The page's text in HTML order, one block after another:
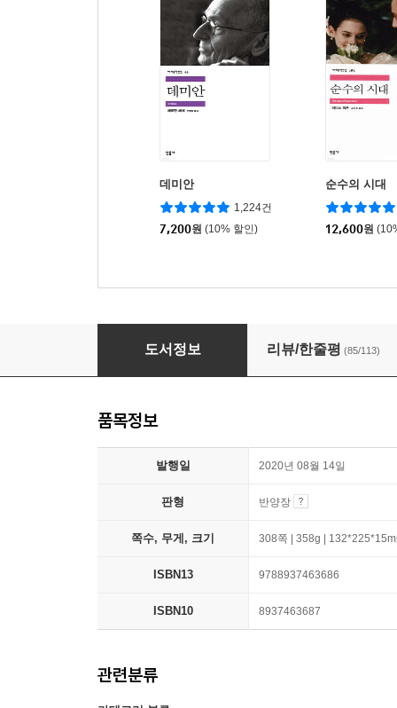
데미안
1,224건
7,200원 (10% 할인)
순수의 시대
12,600원
도서정보 리뷰/한줄평 (85/113)
품목정보
발행일 2020년 08월 14일
판형 반양장
쪽수, 무게, 크기 308쪽 | 358g |
ISBN13 9788937463686
ISBN10 8937463687
관련분류